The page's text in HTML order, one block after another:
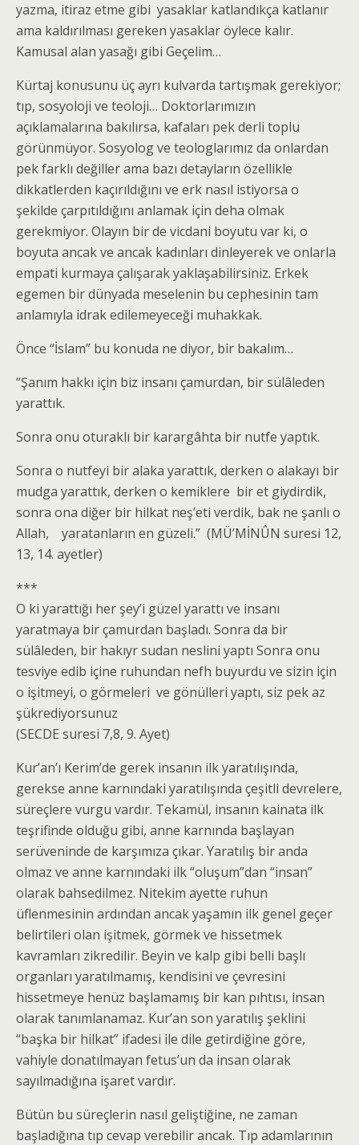
yazma, itiraz etme gibi yasaklar katlandıkça katlanır
ama kaldırılması gereken yasaklar öylece kalır.
Kamusal alan yasağı gibi Geçelim…
Kürtaj konusunu üç ayrı kulvarda tartışmak gerekiyor;
tıp, sosyoloji ve teoloji… Doktorlarımızın
açıklamalarına bakılırsa, kafaları pek derli toplu
görünmüyor. Sosyolog ve teologlarımız da onlardan
pek farklı değiller ama bazı detayların özellikle
dikkatlerden kaçırıldığını ve erk nasıl istiyorsa o
şekilde çarpıtıldığını anlamak için deha olmak
gerekmiyor. Olayın bir de vicdani boyutu var ki, o
boyuta ancak ve ancak kadınları dinleyerek ve onlarla
empati kurmaya çalışarak yaklaşabilirsiniz. Erkek
egemen bir dünyada meselenin bu cephesinin tam
anlamıyla idrak edilemeyeceği muhakkak.
Önce “İslam” bu konuda ne diyor, bir bakalım…
“Şanım hakkı için biz insanı çamurdan, bir sülâleden
yarattık.
Sonra onu oturaklı bir karargâhta bir nutfe yaptık.
Sonra o nutfeyi bir alaka yarattık, derken o alakayı bir
mudga yarattık, derken o kemiklere bir et giydirdik,
sonra ona diğer bir hilkat neş’eti verdik, bak ne şanlı o
Allah, yaratanların en güzeli.” (MÜ’MİNÛN suresi 12,
13, 14. ayetler)
***
O ki yarattığı her şey’i güzel yarattı ve insanı
yaratmaya bir çamurdan başladı. Sonra da bir
sülâleden, bir hakıyr sudan neslini yaptı Sonra onu
tesviye edib içine ruhundan nefh buyurdu ve sizin için
o işitmeyi, o görmeleri ve gönülleri yaptı, siz pek az
şükrediyorsunuz
(SECDE suresi 7,8, 9. Ayet)
Kur’an’ı Kerim’de gerek insanın ilk yaratılışında,
gerekse anne karnındaki yaratılışında çeşitli devrelere,
süreçlere vurgu vardır. Tekamül, insanın kainata ilk
teşrifinde olduğu gibi, anne karnında başlayan
serüveninde de karşımıza çıkar. Yaratılış bir anda
olmaz ve anne karnındaki ilk “oluşum”dan “insan”
olarak bahsedilmez. Nitekim ayette ruhun
üflenmesinin ardından ancak yaşamın ilk genel geçer
belirtileri olan işitmek, görmek ve hissetmek
kavramları zikredilir. Beyin ve kalp gibi belli başlı
organları yaratılmamış, kendisini ve çevresini
hissetmeye henüz başlamamış bir kan pıhtısı, insan
olarak tanımlanamaz. Kur’an son yaratılış şeklini
“başka bir hilkat” ifadesi ile dile getirdiğine göre,
vahiyle donatılmayan fetus’un da insan olarak
sayılmadığına işaret vardır.
Bütün bu süreçlerin nasıl geliştiğine, ne zaman
başladığına tıp cevap verebilir ancak. Tıp adamlarının